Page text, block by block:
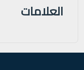
العلامات